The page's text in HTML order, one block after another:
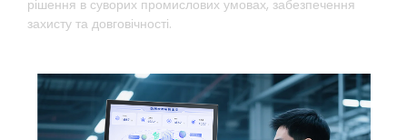
рішення в суворих промислових умовах, забезпечення
захисту та довговічності.